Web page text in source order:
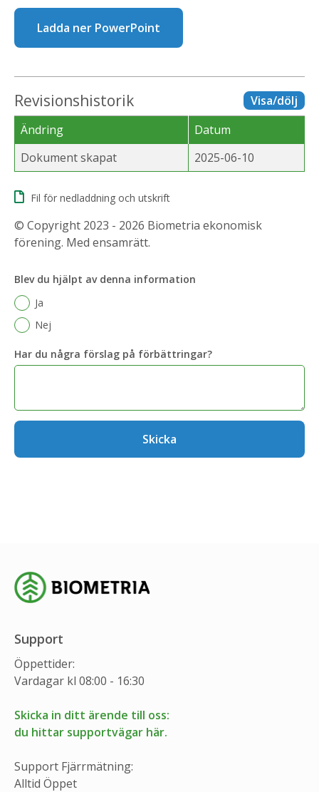
Ladda ner PowerPoint
Revisionshistorik
Visa/dölj
Ändring
Datum
Dokument skapat
2025-06-10
Fil för nedladdning och utskrift
© Copyright 2023 - 2026 Biometria ekonomisk
förening. Med ensamrätt.
Blev du hjälpt av denna information
Ja
Nej
Har du några förslag på förbättringar?
Skicka
Support
Öppettider:
Vardagar kl 08:00 - 16:30
Skicka in ditt ärende till oss:
du hittar supportvägar här.
Support Fjärrmätning:
Alltid Öppet